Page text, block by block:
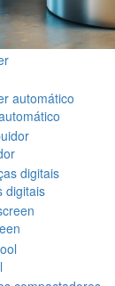
digitais